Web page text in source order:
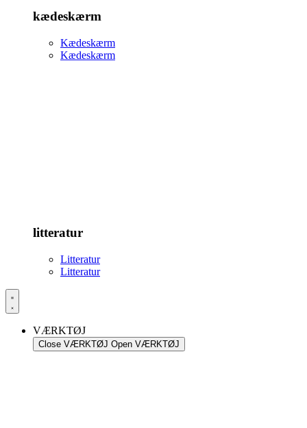
kædeskærm
Kædeskærm
Kædeskærm
litteratur
Litteratur
Litteratur
VÆRKTØJ
Close VÆRKTØJ Open VÆRKTØJ